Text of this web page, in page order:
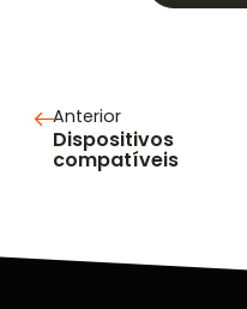
Anterior
Dispositivos
compatíveis